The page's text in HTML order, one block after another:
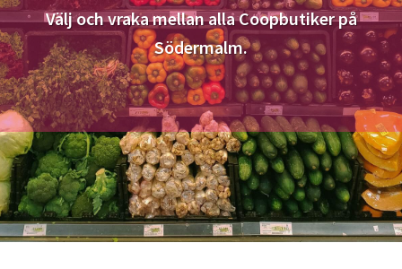
Välj och vraka mellan alla Coopbutiker på
Södermalm.